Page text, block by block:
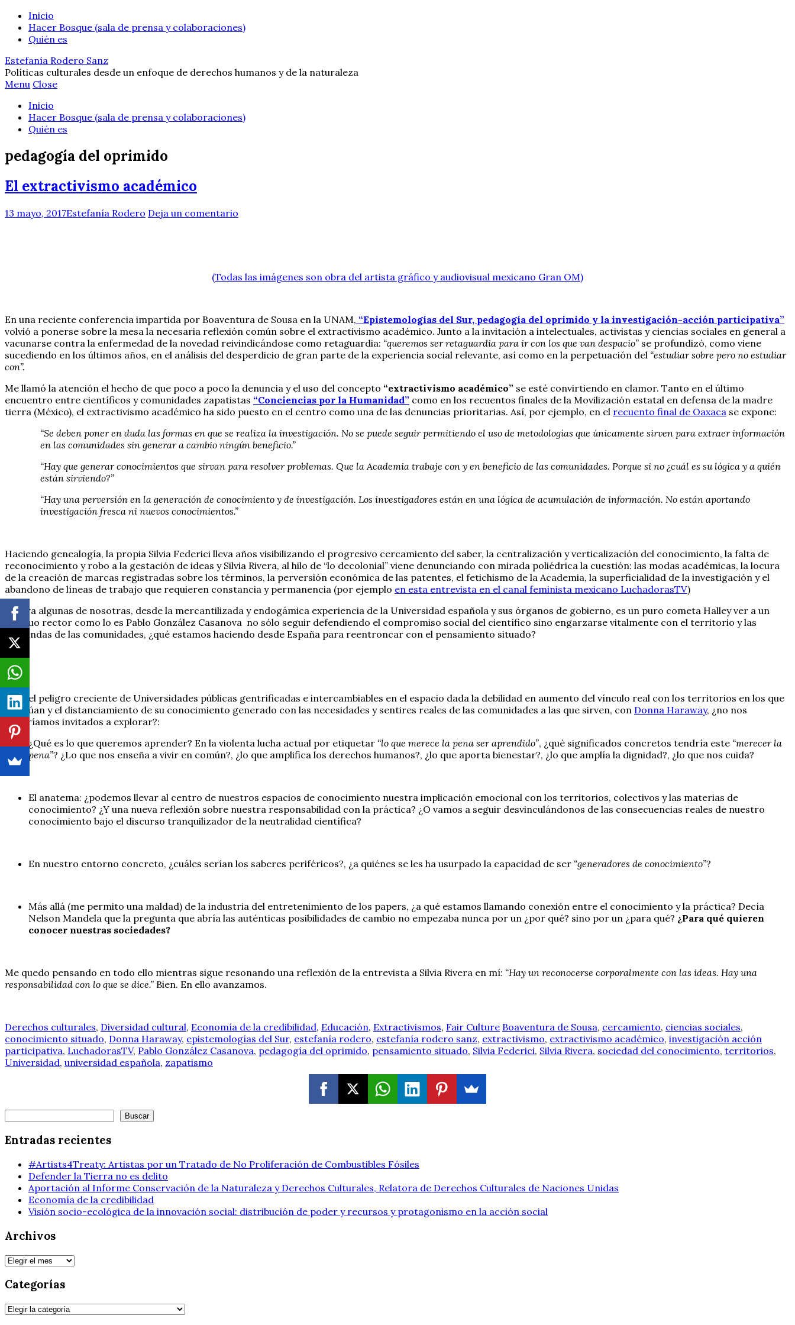
Inicio
Hacer Bosque (sala de prensa y colaboraciones)
Quién es
Estefanía Rodero Sanz
Políticas culturales desde un enfoque de derechos humanos y de la naturaleza
Menu Close
Inicio
Hacer Bosque (sala de prensa y colaboraciones)
Quién es
pedagogía del oprimido
El extractivismo académico
13 mayo, 2017Estefanía Rodero Deja un comentario
(Todas las imágenes son obra del artista gráfico y audiovisual mexicano Gran OM)
En una reciente conferencia impartida por Boaventura de Sousa en la UNAM, “Epistemologías del Sur, pedagogía del oprimido y la investigación-acción participativa”
volvió a ponerse sobre la mesa la necesaria reflexión común sobre el extractivismo académico. Junto a la invitación a intelectuales, activistas y ciencias sociales en general a
vacunarse contra la enfermedad de la novedad reivindicándose como retaguardia: “queremos ser retaguardia para ir con los que van despacio” se profundizó, como viene
sucediendo en los últimos años, en el análisis del desperdicio de gran parte de la experiencia social relevante, así como en la perpetuación del “estudiar sobre pero no estudiar
con”.
Me llamó la atención el hecho de que poco a poco la denuncia y el uso del concepto “extractivismo académico” se esté convirtiendo en clamor. Tanto en el último
encuentro entre científicos y comunidades zapatistas “Conciencias por la Humanidad” como en los recuentos finales de la Movilización estatal en defensa de la madre
tierra (México), el extractivismo académico ha sido puesto en el centro como una de las denuncias prioritarias. Así, por ejemplo, en el recuento final de Oaxaca se expone:
“Se deben poner en duda las formas en que se realiza la investigación. No se puede seguir permitiendo el uso de metodologías que únicamente sirven para extraer información
en las comunidades sin generar a cambio ningún beneficio.”
“Hay que generar conocimientos que sirvan para resolver problemas. Que la Academia trabaje con y en beneficio de las comunidades. Porque si no ¿cuál es su lógica y a quién
están sirviendo?”
“Hay una perversión en la generación de conocimiento y de investigación. Los investigadores están en una lógica de acumulación de información. No están aportando
investigación fresca ni nuevos conocimientos.”
Haciendo genealogía, la propia Silvia Federici lleva años visibilizando el progresivo cercamiento del saber, la centralización y verticalización del conocimiento, la falta de
reconocimiento y robo a la gestación de ideas y Silvia Rivera, al hilo de “lo decolonial” viene denunciando con mirada poliédrica la cuestión: las modas académicas, la locura
de la creación de marcas registradas sobre los términos, la perversión económica de las patentes, el fetichismo de la Academia, la superficialidad de la investigación y el
abandono de líneas de trabajo que requieren constancia y permanencia (por ejemplo en esta entrevista en el canal feminista mexicano LuchadorasTV)
Si para algunas de nosotras, desde la mercantilizada y endogámica experiencia de la Universidad española y sus órganos de gobierno, es un puro cometa Halley ver a un
antiguo rector como lo es Pablo González Casanova no sólo seguir defendiendo el compromiso social del científico sino engarzarse vitalmente con el territorio y las
demandas de las comunidades, ¿qué estamos haciendo desde España para reentroncar con el pensamiento situado?
Ante el peligro creciente de Universidades públicas gentrificadas e intercambiables en el espacio dada la debilidad en aumento del vínculo real con los territorios en los que
se sitúan y el distanciamiento de su conocimiento generado con las necesidades y sentires reales de las comunidades a las que sirven, con Donna Haraway, ¿no nos
sentiríamos invitados a explorar?:
¿Qué es lo que queremos aprender? En la violenta lucha actual por etiquetar “lo que merece la pena ser aprendido”, ¿qué significados concretos tendría este “merecer la
pena”? ¿Lo que nos enseña a vivir en común?, ¿lo que amplifica los derechos humanos?, ¿lo que aporta bienestar?, ¿lo que amplía la dignidad?, ¿lo que nos cuida?
El anatema: ¿podemos llevar al centro de nuestros espacios de conocimiento nuestra implicación emocional con los territorios, colectivos y las materias de
conocimiento? ¿Y una nueva reflexión sobre nuestra responsabilidad con la práctica? ¿O vamos a seguir desvinculándonos de las consecuencias reales de nuestro
conocimiento bajo el discurso tranquilizador de la neutralidad científica?
En nuestro entorno concreto, ¿cuáles serían los saberes periféricos?, ¿a quiénes se les ha usurpado la capacidad de ser “generadores de conocimiento”?
Más allá (me permito una maldad) de la industria del entretenimiento de los papers, ¿a qué estamos llamando conexión entre el conocimiento y la práctica? Decía
Nelson Mandela que la pregunta que abría las auténticas posibilidades de cambio no empezaba nunca por un ¿por qué? sino por un ¿para qué? ¿Para qué quieren
conocer nuestras sociedades?
Me quedo pensando en todo ello mientras sigue resonando una reflexión de la entrevista a Silvia Rivera en mí: “Hay un reconocerse corporalmente con las ideas. Hay una
responsabilidad con lo que se dice.” Bien. En ello avanzamos.
Derechos culturales, Diversidad cultural, Economía de la credibilidad, Educación, Extractivismos, Fair Culture Boaventura de Sousa, cercamiento, ciencias sociales,
conocimiento situado, Donna Haraway, epistemologías del Sur, estefanía rodero, estefanía rodero sanz, extractivismo, extractivismo académico, investigación acción
participativa, LuchadorasTV, Pablo González Casanova, pedagogía del oprimido, pensamiento situado, Silvia Federici, Silvia Rivera, sociedad del conocimiento, territorios,
Universidad, universidad española, zapatismo
Buscar
Entradas recientes
#Artists4Treaty: Artistas por un Tratado de No Proliferación de Combustibles Fósiles
Defender la Tierra no es delito
Aportación al Informe Conservación de la Naturaleza y Derechos Culturales, Relatora de Derechos Culturales de Naciones Unidas
Economía de la credibilidad
Visión socio-ecológica de la innovación social: distribución de poder y recursos y protagonismo en la acción social
Archivos
Archivos
Categorías
Categorías